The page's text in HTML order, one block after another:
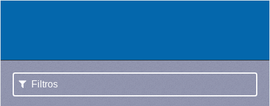
Filtros